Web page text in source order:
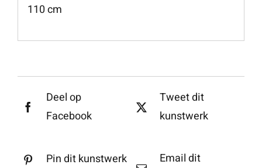
110 cm
Deel op
Facebook
Tweet dit
kunstwerk
Pin dit kunstwerk
Email dit